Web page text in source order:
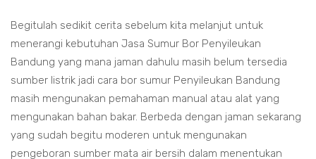
Begitulah sedikit cerita sebelum kita melanjut untuk
menerangi kebutuhan Jasa Sumur Bor Penyileukan
Bandung yang mana jaman dahulu masih belum tersedia
sumber listrik jadi cara bor sumur Penyileukan Bandung
masih mengunakan pemahaman manual atau alat yang
mengunakan bahan bakar. Berbeda dengan jaman sekarang
yang sudah begitu moderen untuk mengunakan
pengeboran sumber mata air bersih dalam menentukan